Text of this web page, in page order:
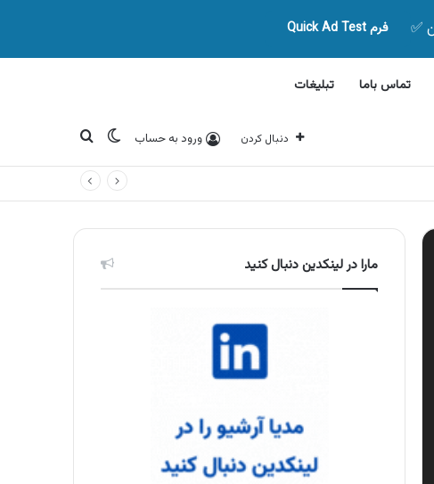
فرم Quick Ad Test
تماس باما تبلیغات
دنبال کردن ورود به حساب تغییر پوسته
جستجو برای
مارا در لینکدین دنبال کنید